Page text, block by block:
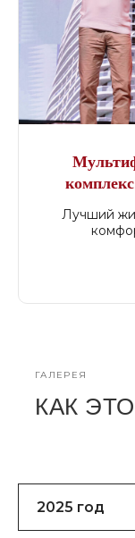
Лучший
ГАЛЕРЕЯ
КАК